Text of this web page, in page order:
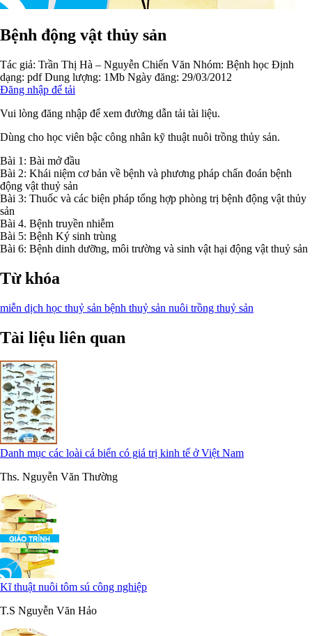
Bệnh động vật thủy sản
Tác giả: Trần Thị Hà – Nguyễn Chiến Văn Nhóm: Bệnh học Định
dạng: pdf Dung lượng: 1Mb Ngày đăng: 29/03/2012
Đăng nhập để tải
Vui lòng đăng nhập để xem đường dẫn tải tài liệu.
Dùng cho học viên bậc công nhân kỹ thuật nuôi trồng thủy sản.
Bài 1: Bài mở đầu
Bài 2: Khái niệm cơ bản về bệnh và phương pháp chẩn đoán bệnh
động vật thuỷ sản
Bài 3: Thuốc và các biện pháp tổng hợp phòng trị bệnh động vật thủy
sản
Bài 4. Bệnh truyền nhiễm
Bài 5: Bệnh Ký sinh trùng
Bài 6: Bệnh dinh dưỡng, môi trường và sinh vật hại động vật thuỷ sản
Từ khóa
miễn dịch học thuỷ sản bệnh thuỷ sản nuôi trồng thuỷ sản
Tài liệu liên quan
Danh mục các loài cá biển có giá trị kinh tế ở Việt Nam
Ths. Nguyễn Văn Thường
Kĩ thuật nuôi tôm sú công nghiệp
T.S Nguyễn Văn Hảo